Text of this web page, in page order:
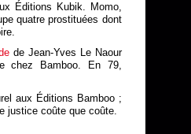
Éditions Kubik. Momo,
quatre prostituées dont
de Jean-Yves Le Naour
chez Bamboo. En 79,
aux Éditions Bamboo ;
justice coûte que coûte.